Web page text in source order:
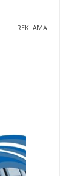
REKLAMA